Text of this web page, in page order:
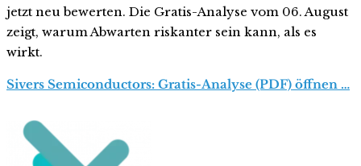
jetzt neu bewerten. Die Gratis-Analyse vom 06. August
zeigt, warum Abwarten riskanter sein kann, als es
wirkt.
Sivers Semiconductors: Gratis-Analyse (PDF) öffnen …